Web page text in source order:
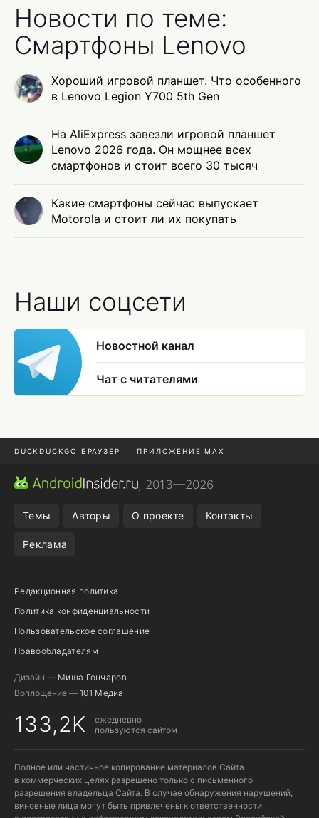
Новости по теме:
Смартфоны Lenovo
Хороший игровой планшет. Что особенного
в Lenovo Legion Y700 5th Gen
На AliExpress завезли игровой планшет
Lenovo 2026 года. Он мощнее всех
смартфонов и стоит всего 30 тысяч
Какие смартфоны сейчас выпускает
Motorola и стоит ли их покупать
Наши соцсети
Новостной канал
Чат с читателями
DUCKDUCKGO БРАУЗЕР ПРИЛОЖЕНИЕ MAX
ПРИЛОЖЕНИЯ ANDROID
, 2013—2026
Темы Авторы О проекте Контакты
Реклама
Редакционная политика
Политика конфиденциальности
Пользовательское соглашение
Правообладателям
Дизайн — Миша Гончаров
Воплощение — 101 Медиа
133,2K
ежедневно
пользуются сайтом
Полное или частичное копирование материалов Сайта
в коммерческих целях разрешено только с письменного
разрешения владельца Сайта. В случае обнаружения нарушений,
виновные лица могут быть привлечены к ответственности